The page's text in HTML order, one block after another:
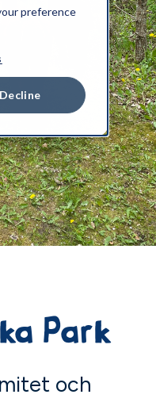
preference
Decline
Park
och